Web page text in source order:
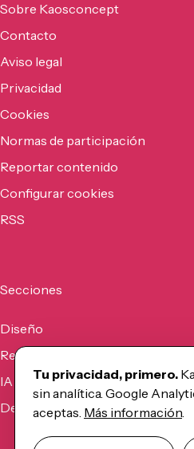
Sobre Kaosconcept
Contacto
Aviso legal
Privacidad
Cookies
Normas de participación
Reportar contenido
Configurar cookies
RSS
Secciones
Diseño
Recursos
IA
Desarrollo
Tu privacidad, primero.
sin analítica. Google
aceptas. Más información.